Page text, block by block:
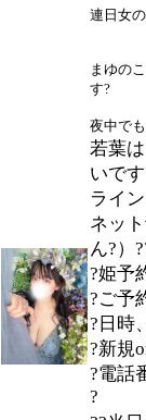
連日女
まゆの
す?
夜中で
若葉
いで
ライ
ネッ
ん?）
?姫予
?ご予
?日時
?新規
?電話
?